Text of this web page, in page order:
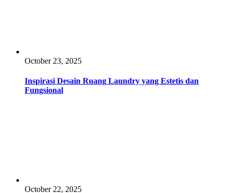
October 23, 2025
Inspirasi Desain Ruang Laundry yang Estetis dan
Fungsional
October 22, 2025